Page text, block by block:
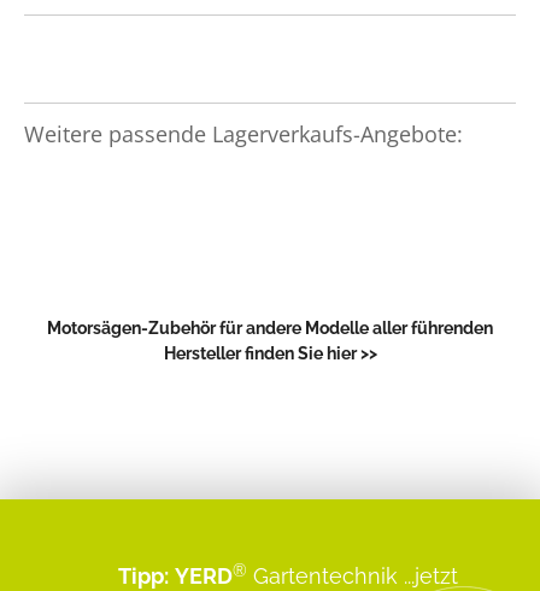
Weitere passende Lagerverkaufs-Angebote:
Motorsägen-Zubehör für andere Modelle aller führenden
Hersteller finden Sie hier >>
Tipp: YERD® Gartentechnik ...jetzt